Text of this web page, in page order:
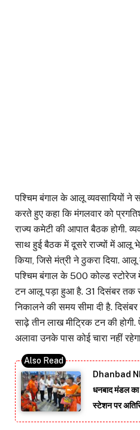
पश्चिम बंगाल के आलू व्यवसायियों ने
करते हुए कहा कि मंगलवार को
राज्य कमेटी की आपात बैठक होगी.
साथ हुई बैठक में दूसरे राज्यों में
किया, जिसे मंत्री ने ठुकरा दिया.
पश्चिम बंगाल के 500 कोल्ड
टन आलू पड़ा हुआ है. 31 दिसंबर तक
निकालने की समय सीमा दी है.
साढ़े तीन लाख मीट्रिक टन की
अलावा उनके पास कोई चारा नहीं
Dhanbad
धनबाद मंडल का
स्टेशन पर